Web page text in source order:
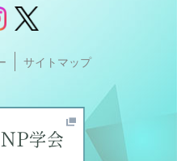
サイトマップ